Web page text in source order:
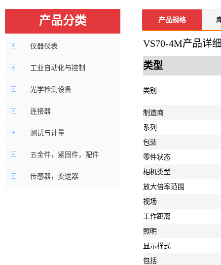
产品分类
仪器仪表
工业自动化与控制
光学检测设备
连接器
测试与计量
五金件，紧固件，配件
传感器，变送器
产品规格
VS70-4M产品详
类型
类别
制造商
系列
包装
零件状态
相机类型
放大倍率范围
视场
工作距离
照明
显示样式
包括